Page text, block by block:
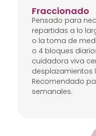
Fraccionado
Pensado para
repartidas a lo
o la toma de
o 4 bloques
cuidadora viva
desplazamientos
Recomendado
semanales.